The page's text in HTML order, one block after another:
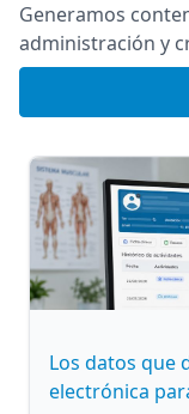
Generamos
administración y
Los datos que
electrónica